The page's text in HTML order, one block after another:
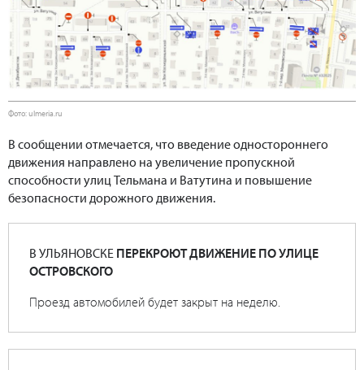
Фото: ulmeria.ru
В сообщении отмечается, что введение одностороннего
движения направлено на увеличение пропускной
способности улиц Тельмана и Ватутина и повышение
безопасности дорожного движения.
В УЛЬЯНОВСКЕ ПЕРЕКРОЮТ ДВИЖЕНИЕ ПО УЛИЦЕ
ОСТРОВСКОГО
Проезд автомобилей будет закрыт на неделю.